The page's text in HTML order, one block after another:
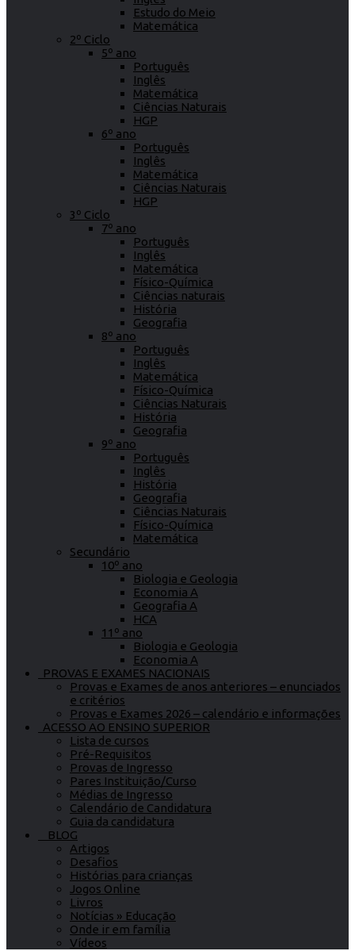
Estudo do Meio
Matemática
2º Ciclo
5º ano
Português
Inglês
Matemática
Ciências Naturais
HGP
6º ano
Português
Inglês
Matemática
Ciências Naturais
HGP
3º Ciclo
7º ano
Português
Inglês
Matemática
Físico-Química
Ciências naturais
História
Geografia
8º ano
Português
Inglês
Matemática
Físico-Química
Ciências Naturais
História
Geografia
9º ano
Português
Inglês
História
Geografia
Ciências Naturais
Físico-Química
Matemática
Secundário
10º ano
Biologia e Geologia
Economia A
Geografia A
HCA
11º ano
Biologia e Geologia
Economia A
PROVAS E EXAMES NACIONAIS
Provas e Exames de anos anteriores – enunciados
e critérios
Provas e Exames 2026 – calendário e informações
ACESSO AO ENSINO SUPERIOR
Lista de cursos
Pré-Requisitos
Provas de Ingresso
Pares Instituição/Curso
Médias de Ingresso
Calendário de Candidatura
Guia da candidatura
BLOG
Artigos
Desafios
Histórias para crianças
Jogos Online
Livros
Notícias » Educação
Onde ir em família
Vídeos